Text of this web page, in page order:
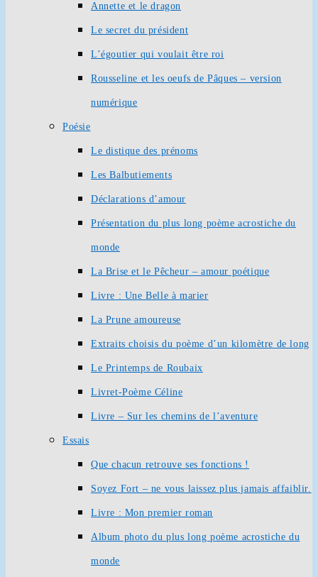
Annette et le dragon
Le secret du président
L’égoutier qui voulait être roi
Rousseline et les oeufs de Pâques – version
numérique
Poésie
Le distique des prénoms
Les Balbutiements
Déclarations d’amour
Présentation du plus long poème acrostiche du
monde
La Brise et le Pêcheur – amour poétique
Livre : Une Belle à marier
La Prune amoureuse
Extraits choisis du poème d’un kilomètre de long
Le Printemps de Roubaix
Livret-Poème Céline
Livre – Sur les chemins de l’aventure
Essais
Que chacun retrouve ses fonctions !
Soyez Fort – ne vous laissez plus jamais affaiblir.
Livre : Mon premier roman
Album photo du plus long poème acrostiche du
monde